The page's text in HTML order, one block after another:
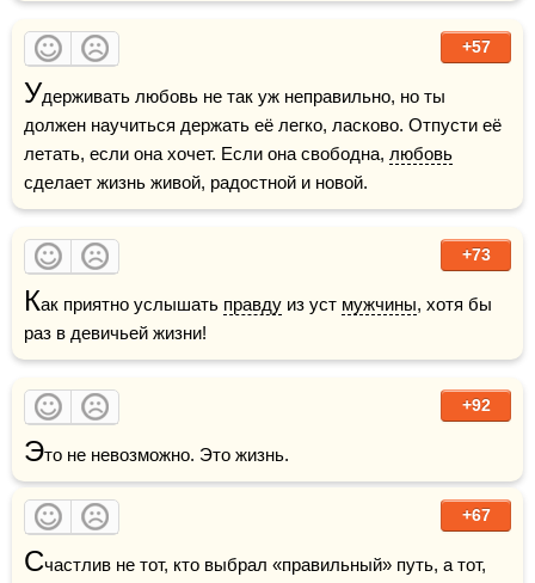
+57
Удерживать любовь не так уж неправильно, но ты
должен научиться держать её легко, ласково. Отпусти её
летать, если она хочет. Если она свободна, любовь
сделает жизнь живой, радостной и новой.
+73
Как приятно услышать правду из уст мужчины, хотя бы
раз в девичьей жизни!
+92
Это не невозможно. Это жизнь.
+67
Счастлив не тот, кто выбрал «правильный» путь, а тот,